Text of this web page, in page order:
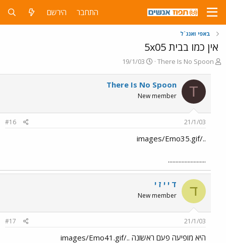
התחבר הירשם
באפי ואנג`ל
אין כמו בבית 5x05
פ
There Is No Spoon
פ
ס
ם
ת
י
19/1/03
T
There Is No Spoon
New member
21/1/03
#16
../images/Emo35.gif
.........................
ד ד י י ז י
New member
21/1/03
#17
היא מופיעה פעם ראשונה ../images/Emo41.gif